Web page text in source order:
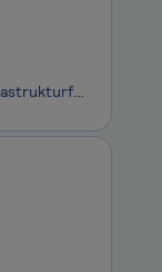
Bei CDM Smith SE kennen wir uns mit der Zukunft aus. Da die Welt vor neuen Umwelt- und Infrastrukturfragen steht, entwickeln wir bahnbrechende Lösungen, um die Landschaft in den Bereichen Wasser, Energie und Transport zu gestalten.Wir nutzen erneuerbare Ressourcen, nachhaltige Verfahren und neuartig